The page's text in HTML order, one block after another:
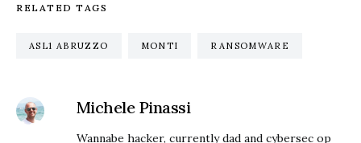
RELATED TAGS
ASL1 ABRUZZO MONTI RANSOMWARE
Michele Pinassi
Wannabe hacker, currently dad and cybersec op